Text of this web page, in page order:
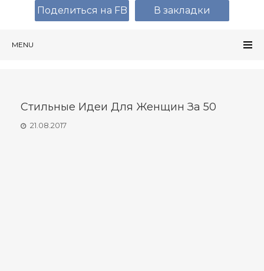
MENU
Стильные Идеи Для Женщин За 50
21.08.2017
Поделиться на FB В закладки